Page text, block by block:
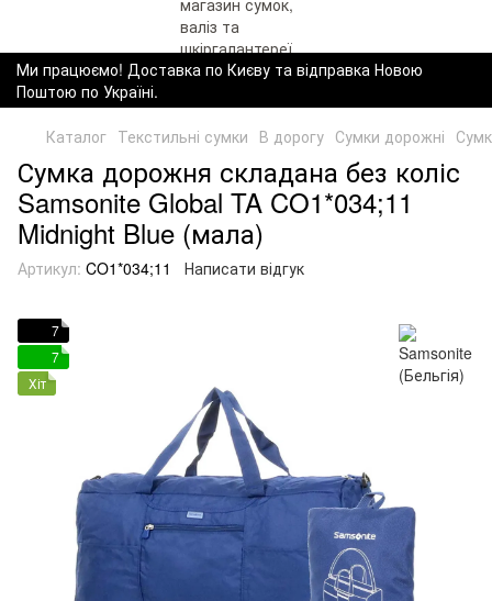
Ми працюємо! Доставка по Києву та відправка Новою
Поштою по Україні.
Каталог Текстильні сумки В дорогу Сумки дорожні
Сумка дорожня складана без коліс
Samsonite Global TA CO1*034;11
Midnight Blue (мала)
Артикул: CO1*034;11 Написати відгук
7
7
Хіт